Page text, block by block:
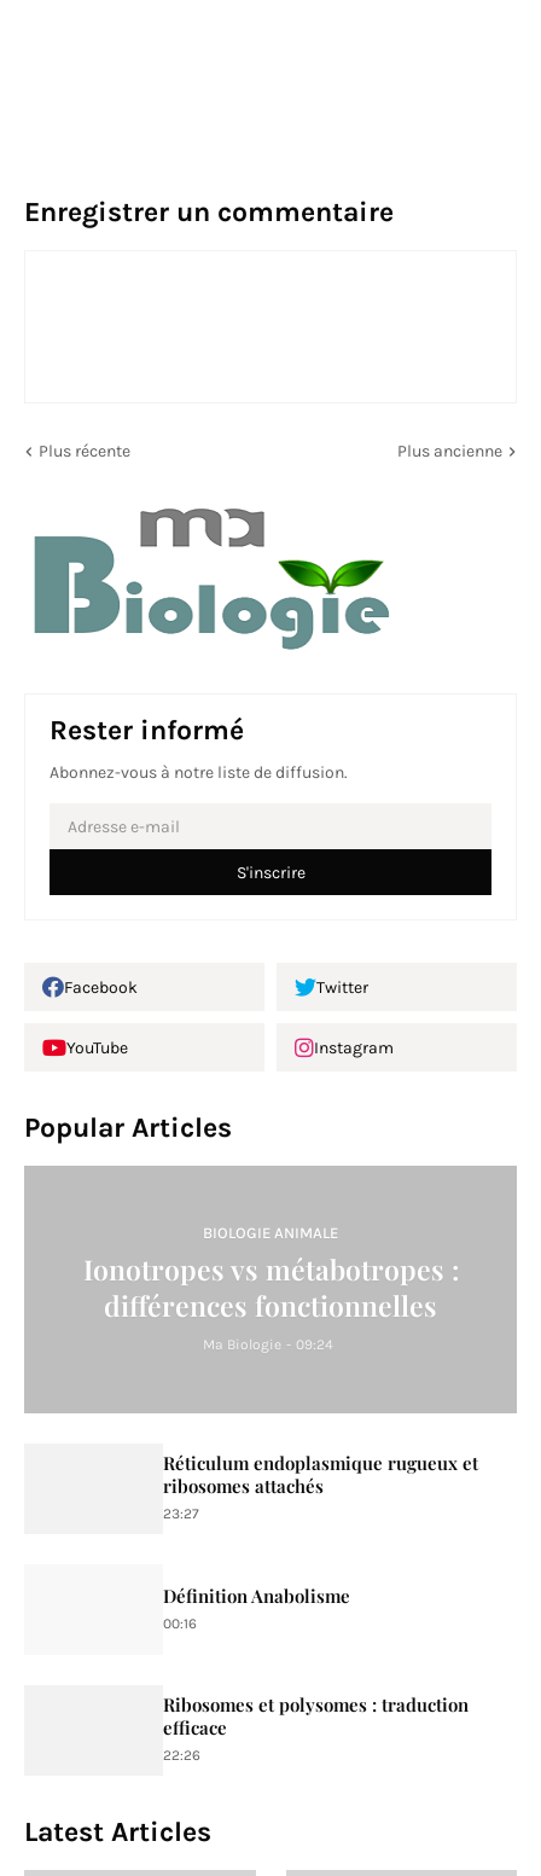
Enregistrer un commentaire
Plus récente Plus ancienne
Rester informé
Abonnez-vous à notre liste de diffusion.
Facebook Twitter
YouTube Instagram
Popular Articles
BIOLOGIE ANIMALE
Ionotropes vs métabotropes :
différences fonctionnelles
Ma Biologie - 09:24
Réticulum endoplasmique rugueux et
ribosomes attachés
23:27
Définition Anabolisme
00:16
Ribosomes et polysomes : traduction
efficace
22:26
Latest Articles